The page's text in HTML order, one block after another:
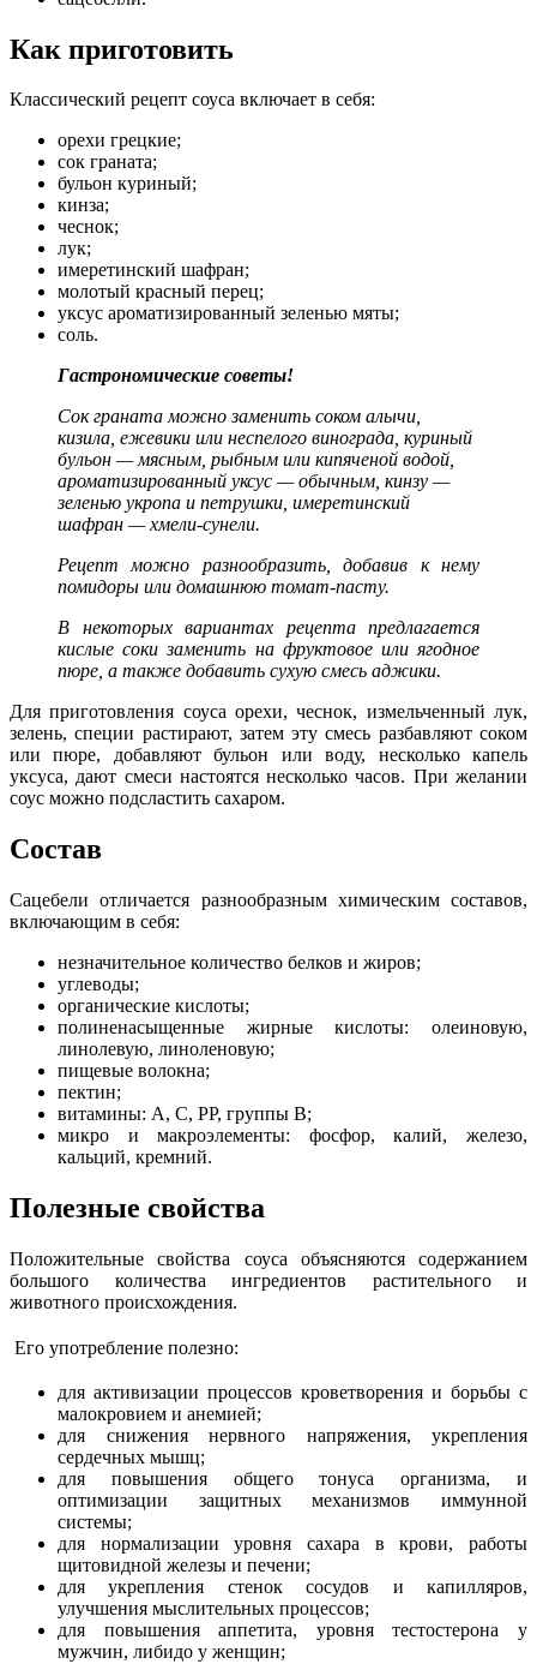
Как приготовить
Классический рецепт соуса включает в себя:
орехи грецкие;
сок граната;
бульон куриный;
кинза;
чеснок;
лук;
имеретинский шафран;
молотый красный перец;
уксус ароматизированный зеленью мяты;
соль.
Гастрономические советы!
Сок граната можно заменить соком алычи,
кизила, ежевики или неспелого винограда, куриный
бульон — мясным, рыбным или кипяченой водой,
ароматизированный уксус — обычным, кинзу —
зеленью укропа и петрушки, имеретинский
шафран — хмели-сунели.
Рецепт можно разнообразить, добавив к нему
помидоры или домашнюю томат-пасту.
В некоторых вариантах рецепта предлагается
кислые соки заменить на фруктовое или ягодное
пюре, а также добавить сухую смесь аджики.
Для приготовления соуса орехи, чеснок, измельченный лук,
зелень, специи растирают, затем эту смесь разбавляют соком
или пюре, добавляют бульон или воду, несколько капель
уксуса, дают смеси настоятся несколько часов. При желании
соус можно подсластить сахаром.
Состав
Сацебели отличается разнообразным химическим составов,
включающим в себя:
незначительное количество белков и жиров;
углеводы;
органические кислоты;
полиненасыщенные жирные кислоты: олеиновую,
линолевую, линоленовую;
пищевые волокна;
пектин;
витамины: А, С, РР, группы В;
микро и макроэлементы: фосфор, калий, железо,
кальций, кремний.
Полезные свойства
Положительные свойства соуса объясняются содержанием
большого количества ингредиентов растительного и
животного происхождения.
Его употребление полезно:
для активизации процессов кроветворения и борьбы с
малокровием и анемией;
для снижения нервного напряжения, укрепления
сердечных мышц;
для повышения общего тонуса организма, и
оптимизации защитных механизмов иммунной
системы;
для нормализации уровня сахара в крови, работы
щитовидной железы и печени;
для укрепления стенок сосудов и капилляров,
улучшения мыслительных процессов;
для повышения аппетита, уровня тестостерона у
мужчин, либидо у женщин;